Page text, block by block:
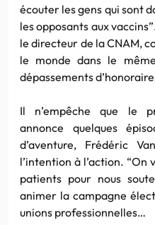
écouter les gens qui sont
les opposants aux
le directeur de la CNAM,
le monde dans le
dépassements
Il n’empêche que le
annonce quelques
d’aventure, Frédéric
l’intention à l’action. “On
patients pour nous
animer la campagne
unions professionnelles…